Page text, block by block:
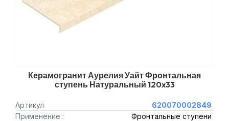
Керамогранит Аурелия Уайт Фронтальная
ступень Натуральный 120x33
Артикул
620070002849
Применение :
Фронтальные ступени